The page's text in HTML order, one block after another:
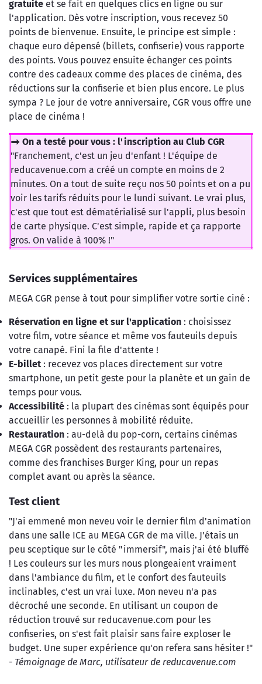
gratuite et se fait en quelques clics en ligne ou sur
l'application. Dès votre inscription, vous recevez 50
points de bienvenue. Ensuite, le principe est simple :
chaque euro dépensé (billets, confiserie) vous rapporte
des points. Vous pouvez ensuite échanger ces points
contre des cadeaux comme des places de cinéma, des
réductions sur la confiserie et bien plus encore. Le plus
sympa ? Le jour de votre anniversaire, CGR vous offre une
place de cinéma !
➡️ On a testé pour vous : l'inscription au Club CGR
"Franchement, c'est un jeu d'enfant ! L'équipe de
reducavenue.com a créé un compte en moins de 2
minutes. On a tout de suite reçu nos 50 points et on a pu
voir les tarifs réduits pour le lundi suivant. Le vrai plus,
c'est que tout est dématérialisé sur l'appli, plus besoin
de carte physique. C'est simple, rapide et ça rapporte
gros. On valide à 100% !"
Services supplémentaires
MEGA CGR pense à tout pour simplifier votre sortie ciné :
Réservation en ligne et sur l'application : choisissez
votre film, votre séance et même vos fauteuils depuis
votre canapé. Fini la file d'attente !
E-billet : recevez vos places directement sur votre
smartphone, un petit geste pour la planète et un gain de
temps pour vous.
Accessibilité : la plupart des cinémas sont équipés pour
accueillir les personnes à mobilité réduite.
Restauration : au-delà du pop-corn, certains cinémas
MEGA CGR possèdent des restaurants partenaires,
comme des franchises Burger King, pour un repas
complet avant ou après la séance.
Test client
"J'ai emmené mon neveu voir le dernier film d'animation
dans une salle ICE au MEGA CGR de ma ville. J'étais un
peu sceptique sur le côté "immersif", mais j'ai été bluffé
! Les couleurs sur les murs nous plongeaient vraiment
dans l'ambiance du film, et le confort des fauteuils
inclinables, c'est un vrai luxe. Mon neveu n'a pas
décroché une seconde. En utilisant un coupon de
réduction trouvé sur reducavenue.com pour les
confiseries, on s'est fait plaisir sans faire exploser le
budget. Une super expérience qu'on refera sans hésiter !"
- Témoignage de Marc, utilisateur de reducavenue.com